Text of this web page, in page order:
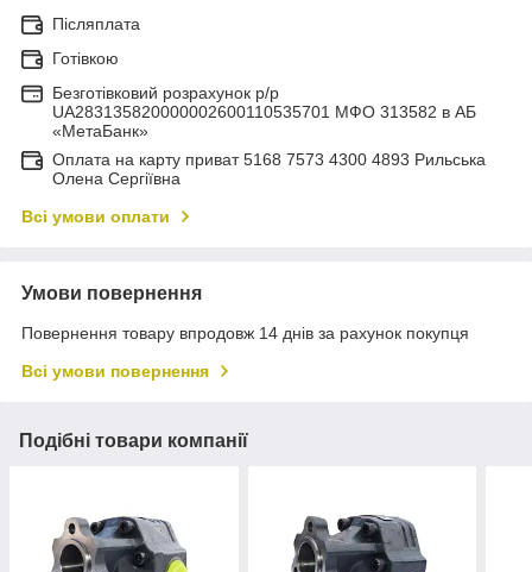
Післяплата
Готівкою
Безготівковий розрахунок р/р
UA283135820000002600110535701 МФО 313582 в АБ
«МетаБанк»
Оплата на карту приват 5168 7573 4300 4893 Рильська
Олена Сергіївна
Всі умови оплати
Умови повернення
Повернення товару впродовж 14 днів за рахунок покупця
Всі умови повернення
Подібні товари компанії